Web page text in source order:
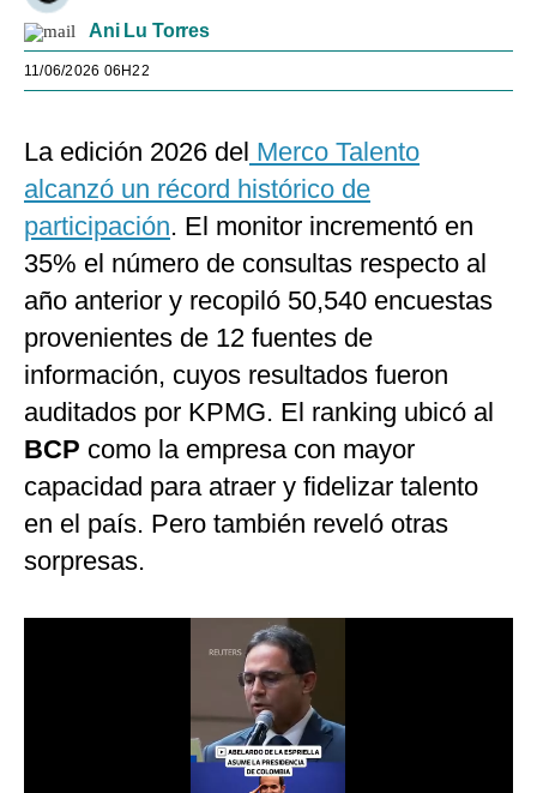
Ani Lu Torres
11/06/2026 06H22
La edición 2026 del Merco Talento
alcanzó un récord histórico de
participación. El monitor incrementó en
35% el número de consultas respecto al
año anterior y recopiló 50,540 encuestas
provenientes de 12 fuentes de
información, cuyos resultados fueron
auditados por KPMG. El ranking ubicó al
BCP como la empresa con mayor
capacidad para atraer y fidelizar talento
en el país. Pero también reveló otras
sorpresas.